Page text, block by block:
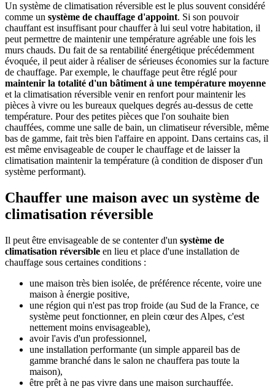
Un système de climatisation réversible est le plus souvent considéré
comme un système de chauffage d'appoint. Si son pouvoir
chauffant est insuffisant pour chauffer à lui seul votre habitation, il
peut permettre de maintenir une température agréable une fois les
murs chauds. Du fait de sa rentabilité énergétique précédemment
évoquée, il peut aider à réaliser de sérieuses économies sur la facture
de chauffage. Par exemple, le chauffage peut être réglé pour
maintenir la totalité d'un bâtiment à une température moyenne
et la climatisation réversible venir en renfort pour maintenir les
pièces à vivre ou les bureaux quelques degrés au-dessus de cette
température. Pour des petites pièces que l'on souhaite bien
chauffées, comme une salle de bain, un climatiseur réversible, même
bas de gamme, fait très bien l'affaire en appoint. Dans certains cas, il
est même envisageable de couper le chauffage et de laisser la
climatisation maintenir la température (à condition de disposer d'un
système performant).
Chauffer une maison avec un système de
climatisation réversible
Il peut être envisageable de se contenter d'un système de
climatisation réversible en lieu et place d'une installation de
chauffage sous certaines conditions :
une maison très bien isolée, de préférence récente, voire une
maison à énergie positive,
une région qui n'est pas trop froide (au Sud de la France, ce
système peut fonctionner, en plein cœur des Alpes, c'est
nettement moins envisageable),
avoir l'avis d'un professionnel,
une installation performante (un simple appareil bas de
gamme branché dans le salon ne chauffera pas toute la
maison),
être prêt à ne pas vivre dans une maison surchauffée.